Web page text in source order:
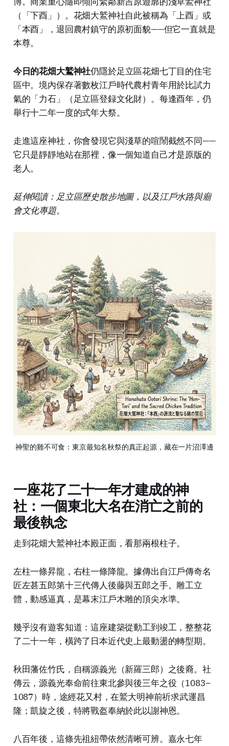
（「下酉」）。花畑大鷲神社自此被稱為「上酉」或
「本酉」，退回農村鎮守的原初面貌——但它一直就是
本尊。
今日的花畑大鷲神社仍隱於足立區花畑七丁目的住宅
區中。境內保存著數枚江戶時代農村青年用於比試力
氣的「力石」（足立區登録文化財）。每逢酉年，仍
舉行十二年一度的式年大祭。
走進這座神社，你會發現它與淺草的喧鬧截然不同——
它只是靜靜地站在那裡，像一個知道自己才是原版的
老人。
延伸閱讀：足立區歷史散步地圖，以及江戶水路與廟
會文化專題。
神聖的雞不可食：東京最知名秋祭的真正起源，藏在一片沼澤邊
一座花了二十一年才建成的神
社：一個東北大名在消亡之前的
最後執念
走到花畑大鷲神社本殿正面，看那兩根柱子。
左柱一條昇龍，右柱一條降龍。據傳出自江戶傳奇名
匠左甚五郎第十三代傳人後藤與五郎之手。雕工立
體，動感逼真，是幕末江戶木雕的頂尖水準。
幾乎沒有遊客知道：這座建築從動工到竣工，整整花
了二十一年，橫跨了日本近代史上最動盪的轉型期。
秋田藩佐竹氏，自稱源義光（新羅三郎）之後裔。社
傳云，源義光奉命前往東北參與後三年之役（1083–
1087）時，途經花又村，在鷲大明神前祈求武運昌
隆；凱旋之後，特將戰盔奉納於此以謝神恩。
八百年後，這條先祖紐帶依然清晰可辨。嘉永七年